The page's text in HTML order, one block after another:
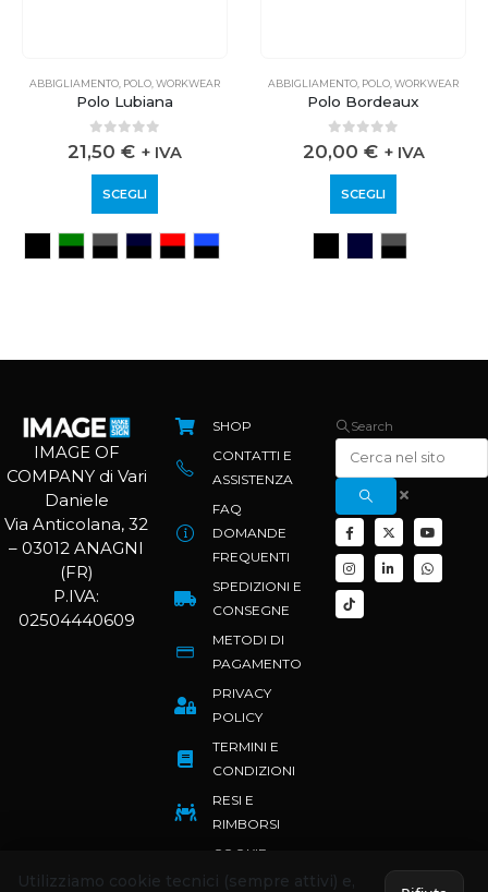
ABBIGLIAMENTO POLO WORKWEAR
Polo Lubiana
0out of 5
21,50 € + IVA
SCEGLI
ABBIGLIAMENTO POLO WORKWEAR
Polo Bordeaux
0out of 5
20,00 € + IVA
SCEGLI
IMAGE OF
COMPANY di Vari
Daniele
Via Anticolana, 32
– 03012 ANAGNI
(FR)
P.IVA:
02504440609
SHOP
CONTATTI E
ASSISTENZA
FAQ
DOMANDE
FREQUENTI
SPEDIZIONI E
CONSEGNE
METODI DI
PAGAMENTO
PRIVACY
POLICY
TERMINI E
CONDIZIONI
RESI E
RIMBORSI
COOKIE
POLICY
Search
Utilizziamo cookie tecnici (sempre attivi) e,